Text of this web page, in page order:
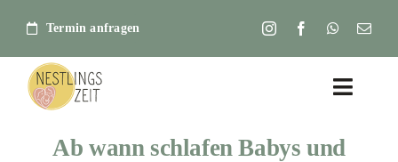
Inhalt
springen
Termin anfragen
Toggle
Ab wann schlafen Babys und